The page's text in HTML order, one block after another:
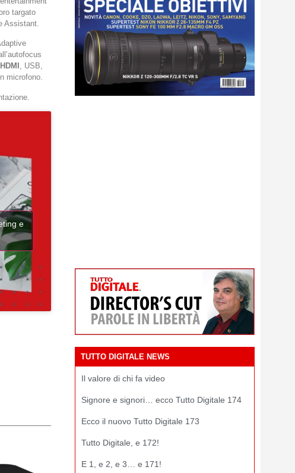
targato
Assistant.
HDMI , USB,
microfono.
e
TUTTO DIGITALE NEWS
Il valore di chi fa video
Signore e signori… ecco Tutto Digitale 174
Ecco il nuovo Tutto Digitale 173
Tutto Digitale, e 172!
E 1, e 2, e 3… e 171!